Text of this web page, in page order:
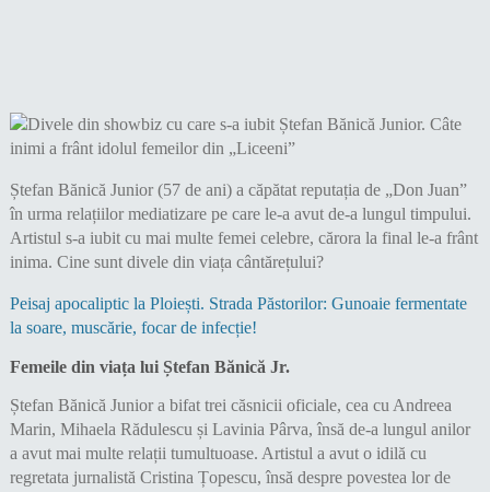
Ștefan Bănică Junior (57 de ani) a căpătat reputația de „Don Juan”
în urma relațiilor mediatizare pe care le-a avut de-a lungul timpului.
Artistul s-a iubit cu mai multe femei celebre, cărora la final le-a frânt
inima. Cine sunt divele din viața cântărețului?
Peisaj apocaliptic la Ploiești. Strada Păstorilor: Gunoaie fermentate
la soare, muscărie, focar de infecție!
Femeile din viața lui Ștefan Bănică Jr.
Ștefan Bănică Junior a bifat trei căsnicii oficiale, cea cu Andreea
Marin, Mihaela Rădulescu și Lavinia Pârva, însă de-a lungul anilor
a avut mai multe relații tumultuoase. Artistul a avut o idilă cu
regretata jurnalistă Cristina Țopescu, însă despre povestea lor de